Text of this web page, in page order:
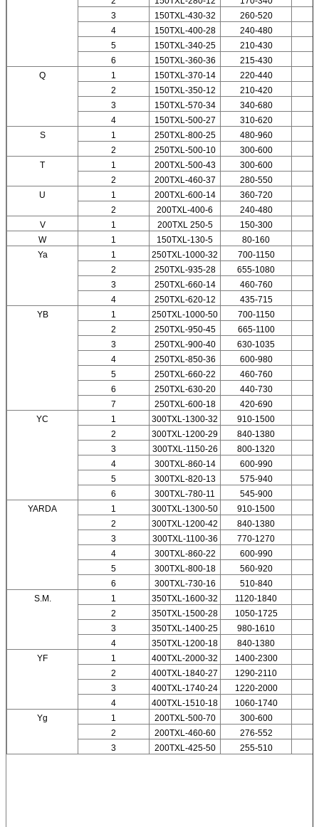
3
150TXL-430-32 260-520
4
150TXL-400-28 240-480
5
150TXL-340-25 210-430
6
150TXL-360-36 215-430
Q
1 150TXL-370-14 220-440
2
150TXL-350-12 210-420
3
150TXL-570-34 340-680
4
150TXL-500-27 310-620
S
1 250TXL-800-25 480-960
2
250TXL-500-10 300-600
T
1 200TXL-500-43 300-600
2
200TXL-460-37 280-550
U
1 200TXL-600-14 360-720
2
200TXL-400-6
240-480
V
1 200TXL 250-5
150-300
W
1 150TXL-130-5
80-160
Ya
1 250TXL-1000-32 700-1150
2
250TXL-935-28 655-1080
3
250TXL-660-14 460-760
4
250TXL-620-12 435-715
YB
1 250TXL-1000-50 700-1150
2
250TXL-950-45 665-1100
3
250TXL-900-40 630-1035
4
250TXL-850-36 600-980
5
250TXL-660-22 460-760
6
250TXL-630-20 440-730
7
250TXL-600-18 420-690
YC
1 300TXL-1300-32 910-1500
2
300TXL-1200-29 840-1380
3
300TXL-1150-26 800-1320
4
300TXL-860-14 600-990
5
300TXL-820-13 575-940
6
300TXL-780-11 545-900
YARDA
1 300TXL-1300-50 910-1500
2
300TXL-1200-42 840-1380
3
300TXL-1100-36 770-1270
4
300TXL-860-22 600-990
5
300TXL-800-18 560-920
6
300TXL-730-16 510-840
S.M.
1 350TXL-1600-32 1120-1840
2
350TXL-1500-28 1050-1725
3
350TXL-1400-25 980-1610
4
350TXL-1200-18 840-1380
YF
1 400TXL-2000-32 1400-2300
2
400TXL-1840-27 1290-2110
3
400TXL-1740-24 1220-2000
4
400TXL-1510-18 1060-1740
Yg
1 200TXL-500-70 300-600
2
200TXL-460-60 276-552
3
200TXL-425-50 255-510